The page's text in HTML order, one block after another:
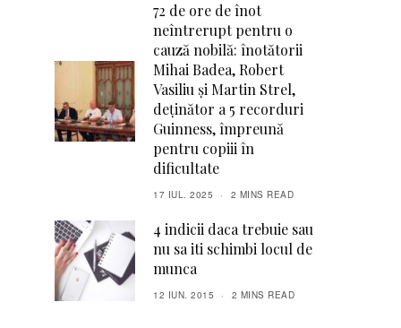
72 de ore de înot
neîntrerupt pentru o
cauză nobilă: înotătorii
Mihai Badea, Robert
Vasiliu și Martin Strel,
deținător a 5 recorduri
Guinness, împreună
pentru copiii în
dificultate
17 IUL. 2025 2 MINS READ
4 indicii daca trebuie sau
nu sa iti schimbi locul de
munca
12 IUN. 2015 2 MINS READ